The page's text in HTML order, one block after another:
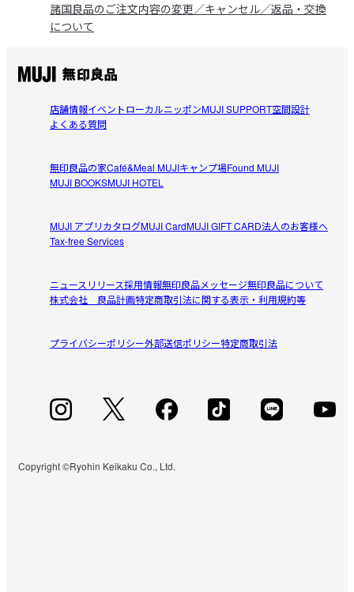
諸国良品のご注文内容の変更／キャンセル／返品・交換
について
店舗情報イベントローカルニッポンMUJI SUPPORT空間設計
よくある質問
無印良品の家Café&Meal MUJIキャンプ場Found MUJI
MUJI BOOKSMUJI HOTEL
MUJI アプリカタログMUJI CardMUJI GIFT CARD法人のお客様へ
Tax-free Services
ニュースリリース採用情報無印良品メッセージ無印良品について
株式会社 良品計画特定商取引法に関する表示・利用規約等
プライバシーポリシー外部送信ポリシー特定商取引法
Copyright ©Ryohin Keikaku Co., Ltd.